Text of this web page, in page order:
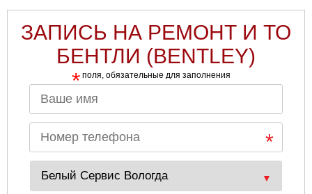
ЗАПИСЬ НА РЕМОНТ И ТО
БЕНТЛИ (BENTLEY)
* поля, обязательные для заполнения